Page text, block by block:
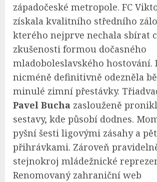
západočeské metropole. FC
získala kvalitního středního
kterého nejprve nechala sbírat
zkušenosti formou dočasného
mladoboleslavského hostování.
nicméně definitivně odezněla
minulé zimní přestávky.
Pavel Bucha zaslouženě
sestavy, kde působí dodnes.
pyšní šesti ligovými zásahy a
přihrávkami. Zároveň
stejnokroj mládežnické
Renomovaný zahraniční web